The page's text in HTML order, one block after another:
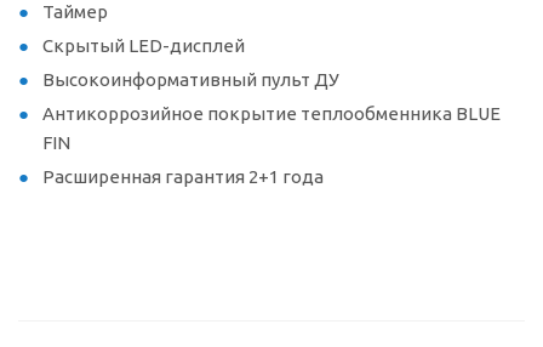
Таймер
Скрытый LED-дисплей
Высокоинформативный пульт ДУ
Антикоррозийное покрытие теплообменника BLUE
FIN
Расширенная гарантия 2+1 года